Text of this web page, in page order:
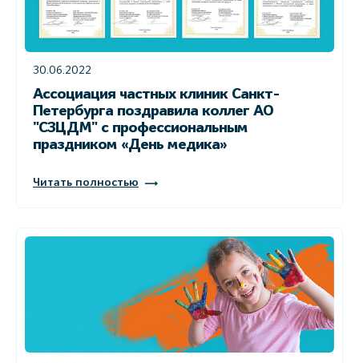
30.06.2022
Ассоциация частных клиник Санкт-
Петербурга поздравила коллег АО
"СЗЦДМ" с профессиональным
праздником «День медика»
Читать полностью